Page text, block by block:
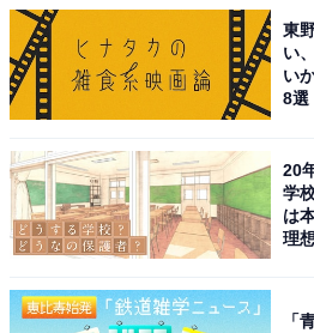
A post shared by 『セクシー田中
1位に輝いたのは、日曜ドラマ枠
田中さん』でした！
同作は、芦原妃名子さんによる同
ブコメディー。昼は冴えないアラ
ーなベリーダンサーという2つの
東
い
い
8選
20
学
は
理
「